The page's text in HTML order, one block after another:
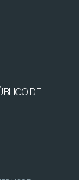
DE